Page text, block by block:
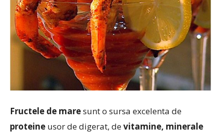
Fructele de maresunt o sursa excelenta de
proteine usor de digerat, devitamine, minerale